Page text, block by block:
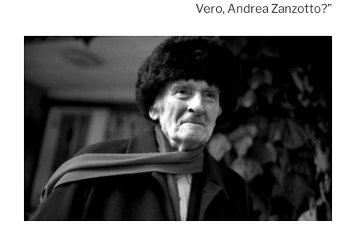
Vero, Andrea Zanzotto?”